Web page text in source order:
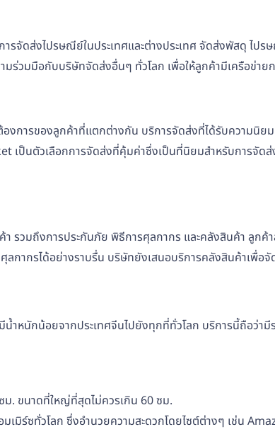
จัดส่งไปรษณีย์ในประเทศและต่างประเทศ จัดส่งพัสดุ ไ
วมมือกับบริษัทจัดส่งอื่นๆ ทั่วโลก เพื่อให้ลูกค้ามีเครือข่าย
การของลูกค้าที่แตกต่างกัน บริการจัดส่งที่ได้รับความนิ
เป็นตัวเลือกการจัดส่งที่คุ้มค่าซึ่งเป็นที่นิยมสำหรับการจั
รวมถึงการประกันภัย พิธีการศุลกากร และคลังสินค้า ลูกค้
กากรได้อย่างราบรื่น บริษัทยังเสนอบริการคลังสินค้าเพื่อ
หนักน้อยจากประเทศจีนไปยังทุกที่ทั่วโลก บริการนี้ถือว่า
ม. ขนาดที่ใหญ่ที่สุดไม่ควรเกิน 60 ซม.
มิร์ซทั่วโลก ซึ่งอำนวยความสะดวกโดยไซต์ต่างๆ เช่น